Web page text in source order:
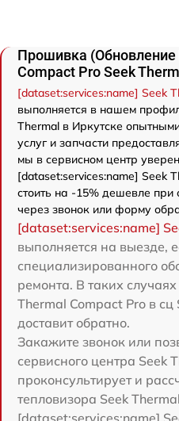
Прошивка (Обновление
Compact Pro Seek
[dataset:services:name] Seek
выполняется в нашем
Thermal в Иркутске
услуг и запчасти
мы в сервисном центр
[dataset:services:name] Seek
стоить на -15% дешевле
через звонок или форму
[dataset:services:name]
выполняется на выезде,
специализированного
ремонта. В таких
Thermal Compact Pro в сц
доставит обратно.
Закажите звонок или
сервисного центра Seek
проконсультирует и
тепловизора Seek
[dataset:services:name]